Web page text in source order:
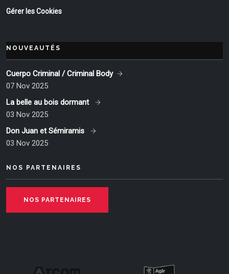
Gérer les Cookies
NOUVEAUTÉS
Cuerpo Criminal / Criminal Body
07 Nov 2025
La belle au bois dormant
03 Nov 2025
Don Juan et Sémiramis
03 Nov 2025
NOS PARTENAIRES
NOS PARTENAIRES